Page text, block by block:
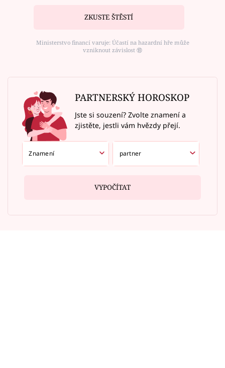
ZKUSTE ŠTĚSTÍ
Ministerstvo financí varuje: Účastí na hazardní hře může
vzniknout závislost ⑱
PARTNERSKÝ HOROSKOP
Jste si souzení? Zvolte znamení a
zjistěte, jestli vám hvězdy přejí.
VYPOČÍTAT